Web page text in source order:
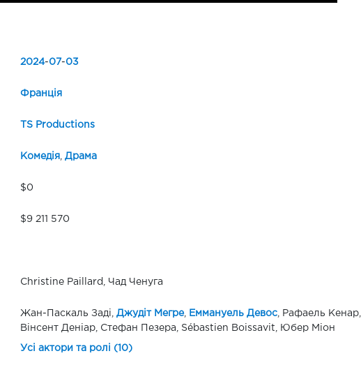
2024-07-03
Франція
TS Productions
Комедія Драма
$0
$9 211 570
Christine Paillard, Чад Ченуга
Жан-Паскаль Заді, Джудіт Мегре, Еммануель Девос, Рафаель Кенар,
Вінсент Деніар, Стефан Пезера, Sébastien Boissavit, Юбер Міон
Усі актори та ролі (10)